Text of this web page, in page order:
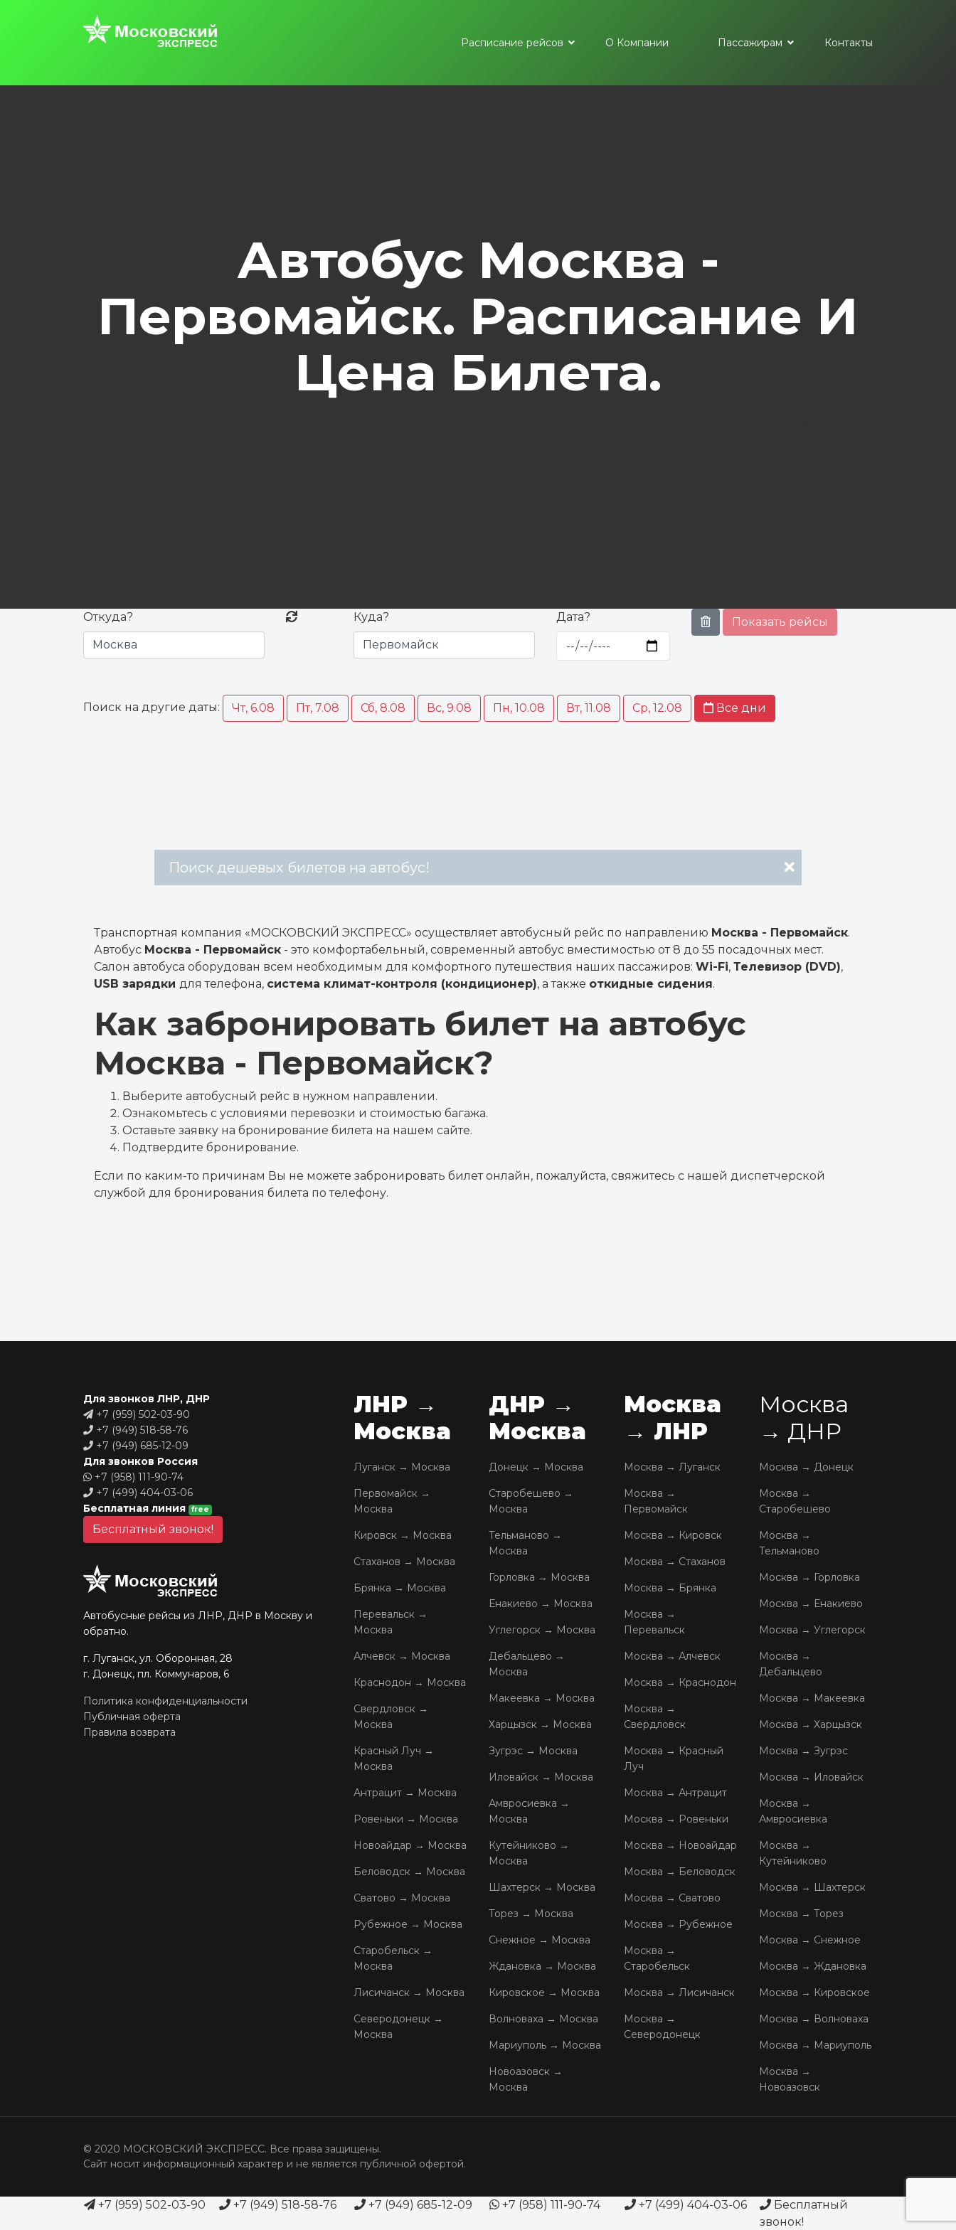
Расписание рейсов О Компании Пассажирам Контакты
Автобус Москва -
Первомайск. Расписание И
Цена Билета.
Откуда? Куда? Дата? Показать рейсы
Поиск на другие даты: Чт, 6.08 Пт, 7.08 Сб, 8.08 Вс, 9.08 Пн, 10.08 Вт, 11.08 Ср, 12.08 Все дни
Поиск дешевых билетов на автобус!
Транспортная компания «МОСКОВСКИЙ ЭКСПРЕСС» осуществляет автобусный рейс по направлению Москва - Первомайск.
Автобус Москва - Первомайск - это комфортабельный, современный автобус вместимостью от 8 до 55 посадочных мест.
Салон автобуса оборудован всем необходимым для комфортного путешествия наших пассажиров: Wi-Fi, Телевизор (DVD),
USB зарядки для телефона, система климат-контроля (кондиционер), а также откидные сидения.
Как забронировать билет на автобус
Москва - Первомайск?
Выберите автобусный рейс в нужном направлении.
Ознакомьтесь с условиями перевозки и стоимостью багажа.
Оставьте заявку на бронирование билета на нашем сайте.
Подтвердите бронирование.
Если по каким-то причинам Вы не можете забронировать билет онлайн, пожалуйста, свяжитесь с нашей диспетчерской
службой для бронирования билета по телефону.
Для звонков ЛНР, ДНР
+7 (959) 502-03-90
+7 (949) 518-58-76
+7 (949) 685-12-09
Для звонков Россия
+7 (958) 111-90-74
+7 (499) 404-03-06
Бесплатная линия
free
Бесплатный звонок!
Автобусные рейсы из ЛНР, ДНР в Москву и
обратно.
г. Луганск, ул. Оборонная, 28
г. Донецк, пл. Коммунаров, 6
Политика конфиденциальности
Публичная оферта
Правила возврата
ЛНР →
Москва
Луганск → Москва
Первомайск →
Москва
Кировск → Москва
Стаханов → Москва
Брянка → Москва
Перевальск →
Москва
Алчевск → Москва
Краснодон → Москва
Свердловск →
Москва
Красный Луч →
Москва
Антрацит → Москва
Ровеньки → Москва
Новоайдар → Москва
Беловодск → Москва
Сватово → Москва
Рубежное → Москва
Старобельск →
Москва
Лисичанск → Москва
Северодонецк →
Москва
ДНР →
Москва
Донецк → Москва
Старобешево →
Москва
Тельманово →
Москва
Горловка → Москва
Енакиево → Москва
Углегорск → Москва
Дебальцево →
Москва
Макеевка → Москва
Харцызск → Москва
Зугрэс → Москва
Иловайск → Москва
Амвросиевка →
Москва
Кутейниково →
Москва
Шахтерск → Москва
Торез → Москва
Снежное → Москва
Ждановка → Москва
Кировское → Москва
Волноваха → Москва
Мариуполь → Москва
Новоазовск →
Москва
Москва
→ ЛНР
Москва → Луганск
Москва →
Первомайск
Москва → Кировск
Москва → Стаханов
Москва → Брянка
Москва →
Перевальск
Москва → Алчевск
Москва → Краснодон
Москва →
Свердловск
Москва → Красный
Луч
Москва → Антрацит
Москва → Ровеньки
Москва → Новоайдар
Москва → Беловодск
Москва → Сватово
Москва → Рубежное
Москва →
Старобельск
Москва → Лисичанск
Москва →
Северодонецк
Москва
→ ДНР
Москва → Донецк
Москва →
Старобешево
Москва →
Тельманово
Москва → Горловка
Москва → Енакиево
Москва → Углегорск
Москва →
Дебальцево
Москва → Макеевка
Москва → Харцызск
Москва → Зугрэс
Москва → Иловайск
Москва →
Амвросиевка
Москва →
Кутейниково
Москва → Шахтерск
Москва → Торез
Москва → Снежное
Москва → Ждановка
Москва → Кировское
Москва → Волноваха
Москва → Мариуполь
Москва →
Новоазовск
© 2020 МОСКОВСКИЙ ЭКСПРЕСС. Все права защищены.
Сайт носит информационный характер и не является публичной офертой.
+7 (949) 518-58-76
+7 (959) 502-03-90 +7 (949) 685-12-09 +7 (958) 111-90-74 +7 (499) 404-03-06
Бесплатный
звонок!